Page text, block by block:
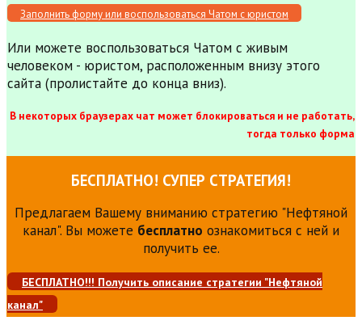
Заполнить форму или воспользоваться Чатом с юристом
Или можете воспользоваться Чатом с живым
человеком - юристом, расположенным внизу этого
сайта (пролистайте до конца вниз).
В некоторых браузерах чат может блокироваться и не работать,
тогда только форма
БЕСПЛАТНО! СУПЕР СТРАТЕГИЯ!
Предлагаем Вашему вниманию стратегию "Нефтяной
канал". Вы можете бесплатно ознакомиться с ней и
получить ее.
БЕСПЛАТНО!!! Получить описание стратегии "Нефтяной
канал"